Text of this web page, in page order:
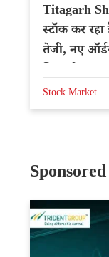
Titagarh
स्टॉक कर
तेजी, नए
Stock Market
Sponsored